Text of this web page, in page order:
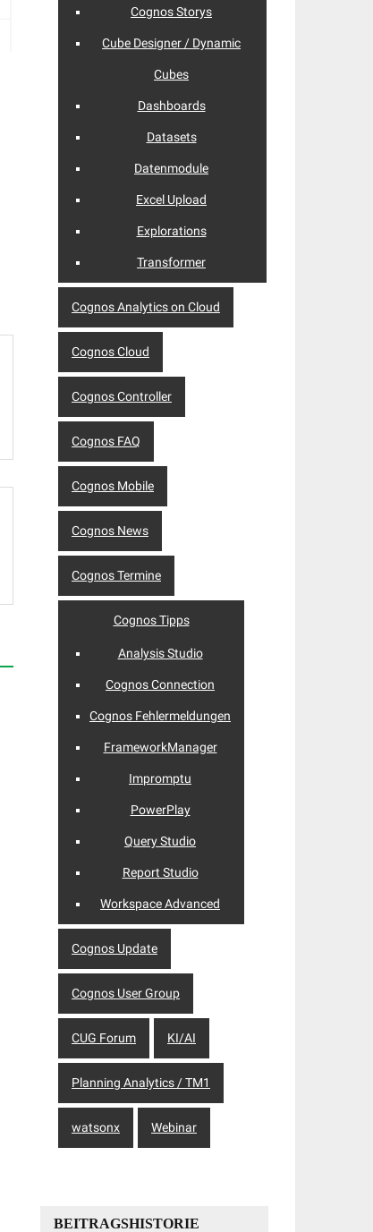
Cognos Storys
Cube Designer / Dynamic
Cubes
Dashboards
Datasets
Datenmodule
Excel Upload
Explorations
Transformer
Cognos Analytics on Cloud
Cognos Cloud
Cognos Controller
Cognos FAQ
Cognos Mobile
Cognos News
Cognos Termine
Cognos Tipps
Analysis Studio
Cognos Connection
Cognos Fehlermeldungen
FrameworkManager
Impromptu
PowerPlay
Query Studio
Report Studio
Workspace Advanced
Cognos Update
Cognos User Group
CUG Forum KI/AI
Planning Analytics / TM1
watsonx Webinar
BEITRAGSHISTORIE